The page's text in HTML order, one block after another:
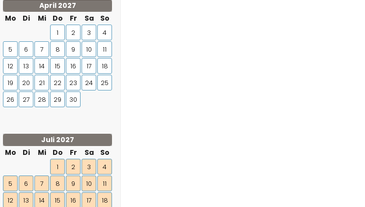
April 2027
Mo
Di Mi Do Fr Sa So
1 2 3
4
5
6 7 8 9 10
11
12
13 14 15 16 17
18
19
20 21 22 23 24
25
26
27 28 29 30
Juli 2027
Mo
Di Mi Do Fr Sa So
1 2 3
4
5
6 7 8 9 10
11
12
13 14 15 16 17 18